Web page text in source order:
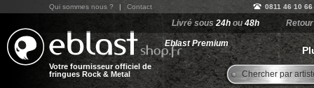
Votre fournisseur officiel de
fringues Rock & Metal
Chercher par
Qui sommes nous ? | Contact 0811 46 10 66
Livré sous24h ou48h
Eblast Premium